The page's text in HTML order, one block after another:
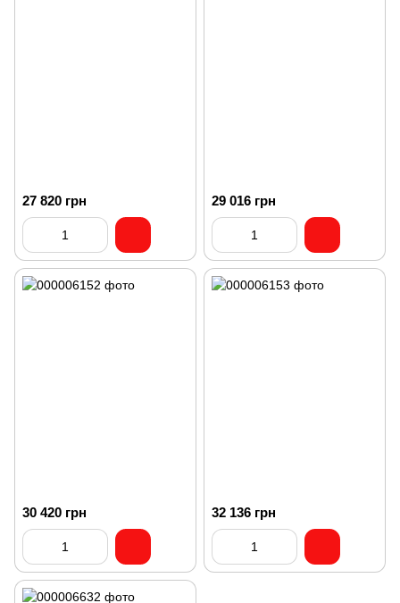
27 820 грн 29 016 грн
30 420 грн 32 136 грн